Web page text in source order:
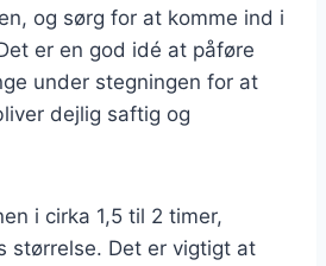
og sørg for at komme ind i
er en god idé at påføre
under stegningen for at
dejlig saftig og
i cirka 1,5 til 2 timer,
størrelse. Det er vigtigt at